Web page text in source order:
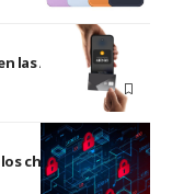
las Apple Store
chips de Apple